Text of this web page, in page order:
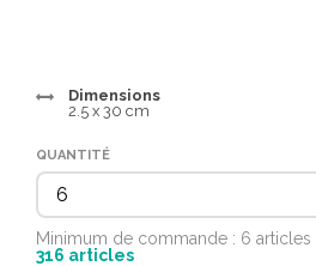
Dimensions
2.5 x 30 cm
QUANTITÉ
Minimum de commande : 6 articles
316 articles